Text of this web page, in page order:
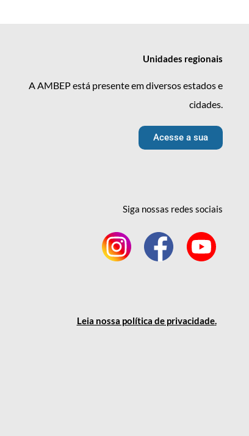
Unidades regionais
A AMBEP está presente em diversos estados e
cidades.
Acesse a sua
Siga nossas redes sociais
Leia nossa política de privacidade.